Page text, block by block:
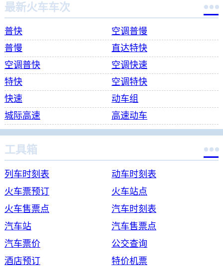
最新火车车次 
普快
空调普慢
普慢
直达特快
空调普快
空调快速
特快
空调特快
快速
动车组
城际高速
高速动车
工具箱 
列车时刻表
动车时刻表
火车票预订
火车站点
火车售票点
汽车时刻表
汽车站
汽车售票点
汽车票价
公交查询
酒店预订
特价机票